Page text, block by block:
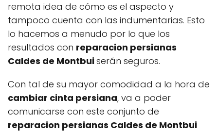
remota idea de cómo es el aspecto y
tampoco cuenta con las indumentarias. Esto
lo hacemos a menudo por lo que los
resultados con reparacion persianas
Caldes de Montbuiserán seguros.
Con tal de su mayor comodidad a la hora de
cambiar cinta persiana, va a poder
comunicarse con este conjunto de
reparacion persianas Caldes de Montbui